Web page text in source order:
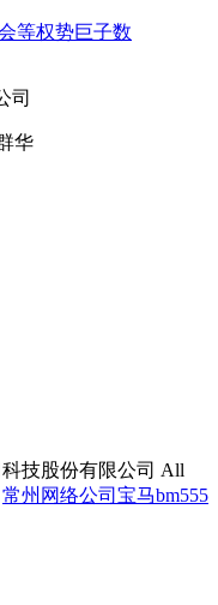
等权势巨子数
华
科技股份有限公司 All
常州网络公司宝马bm555